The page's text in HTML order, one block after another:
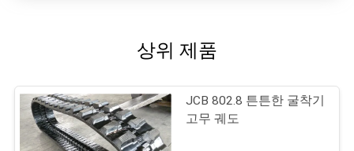
상위 제품
JCB 802.8 튼튼한 굴착기
고무 궤도